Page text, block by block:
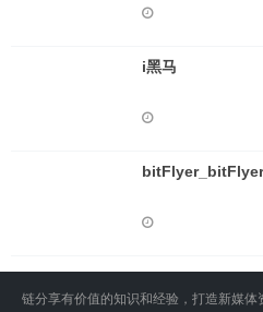
i黑马
链分享有价值的知识和经验，打造新媒